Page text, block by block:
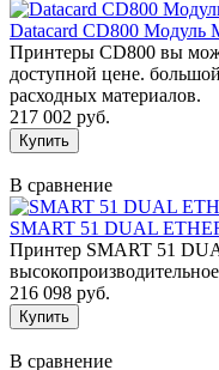
Datacard CD800 Модуль
Принтеры CD800 вы
доступной цене.
расходных материалов.
217 002 руб.
В сравнение
SMART 51 DUAL
Принтер SMART 51
216 098 руб.
В сравнение